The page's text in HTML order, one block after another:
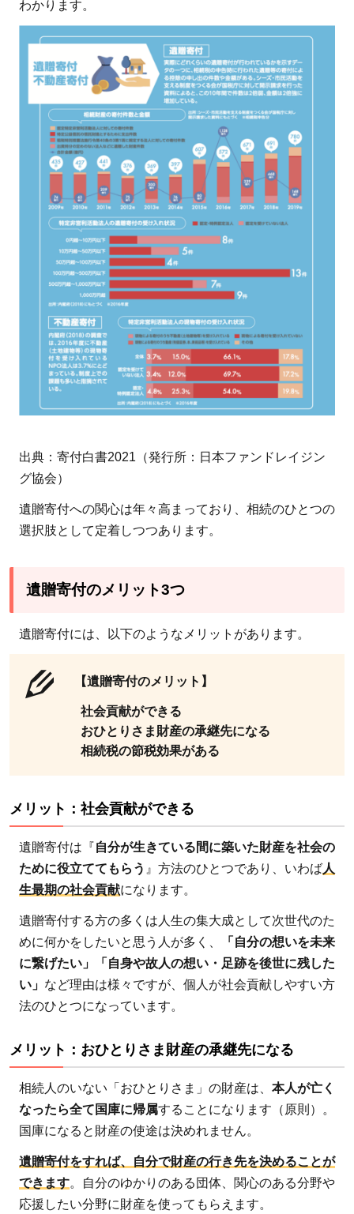
とも
に2
倍に
増加
2
2.1
メリ
ッ
社会
がで
メリ
おひ
さま
継先
にな
2.3
ト：
税の
節税
効果
があ
る
3
遺
贈
付
の
注
意
点3
3.1
注意
わかります。
出典：寄付白書2021（発行所：日本ファンドレイジン
グ協会）
遺贈寄付への関心は年々高まっており、相続のひとつの
選択肢として定着しつつあります。
遺贈寄付のメリット3つ
遺贈寄付には、以下のようなメリットがあります。
【遺贈寄付のメリット】
社会貢献ができる
おひとりさま財産の承継先になる
相続税の節税効果がある
メリット：社会貢献ができる
遺贈寄付は『自分が生きている間に築いた財産を社会の
ために役立ててもらう 』方法のひとつであり、いわば人
生最期の社会貢献になります。
遺贈寄付する方の多くは人生の集大成として次世代のた
めに何かをしたいと思う人が多く、
「自分の想いを未来
に繋げたい」「自身や故人の想い・足跡を後世に残した
い」 など理由は様々ですが、個人が社会貢献しやすい方
法のひとつになっています。
メリット：おひとりさま財産の承継先になる
相続人のいない「おひとりさま」の財産は、 本人が亡く
なったら全て国庫に帰属することになります（原則）。
国庫になると財産の使途は決めれません。
遺贈寄付をすれば、自分で財産の行き先を決めることが
できます。自分のゆかりのある団体、関心のある分野や
応援したい分野に財産を使ってもらえます。